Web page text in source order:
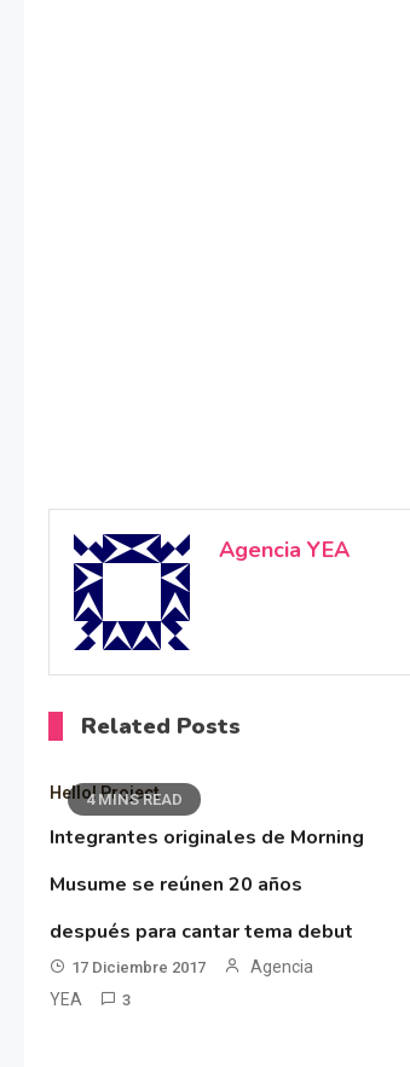
Agencia YEA
Related Posts
4 MINS READ
Hello! Project
Integrantes originales de Morning
Musume se reúnen 20 años
después para cantar tema debut
17 Diciembre 2017
Agencia
YEA
3